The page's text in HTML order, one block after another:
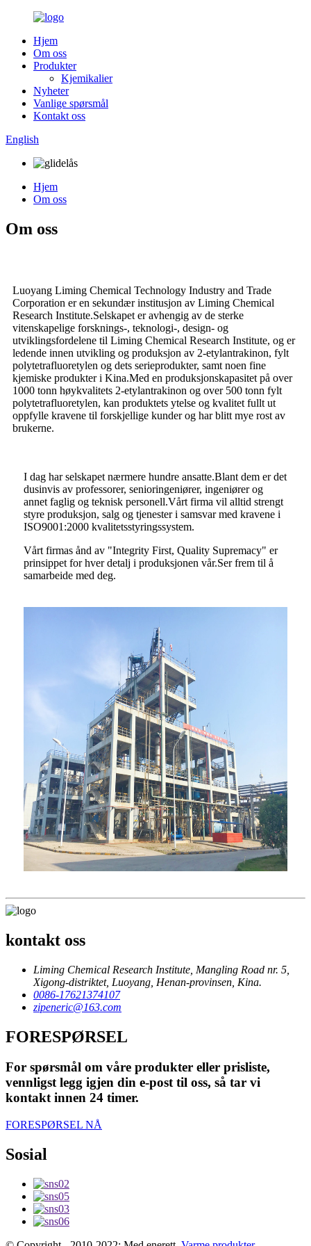
Hjem
Om oss
Produkter
Kjemikalier
Nyheter
Vanlige spørsmål
Kontakt oss
English
Hjem
Om oss
Om oss
Luoyang Liming Chemical Technology Industry and Trade
Corporation er en sekundær institusjon av Liming Chemical
Research Institute.Selskapet er avhengig av de sterke
vitenskapelige forsknings-, teknologi-, design- og
utviklingsfordelene til Liming Chemical Research Institute, og er
ledende innen utvikling og produksjon av 2-etylantrakinon, fylt
polytetrafluoretylen og dets serieprodukter, samt noen fine
kjemiske produkter i Kina.Med en produksjonskapasitet på over
1000 tonn høykvalitets 2-etylantrakinon og over 500 tonn fylt
polytetrafluoretylen, kan produktets ytelse og kvalitet fullt ut
oppfylle kravene til forskjellige kunder og har blitt mye rost av
brukerne.
I dag har selskapet nærmere hundre ansatte.Blant dem er det
dusinvis av professorer, senioringeniører, ingeniører og
annet faglig og teknisk personell.Vårt firma vil alltid strengt
styre produksjon, salg og tjenester i samsvar med kravene i
ISO9001:2000 kvalitetsstyringssystem.
Vårt firmas ånd av "Integrity First, Quality Supremacy" er
prinsippet for hver detalj i produksjonen vår.Ser frem til å
samarbeide med deg.
kontakt oss
Liming Chemical Research Institute, Mangling Road nr. 5,
Xigong-distriktet, Luoyang, Henan-provinsen, Kina.
0086-17621374107
zipeneric@163.com
FORESPØRSEL
For spørsmål om våre produkter eller prisliste,
vennligst legg igjen din e-post til oss, så tar vi
kontakt innen 24 timer.
FORESPØRSEL NÅ
Sosial